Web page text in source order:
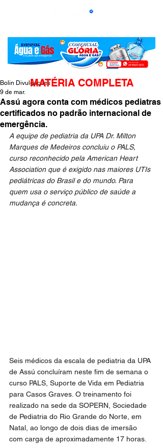
Assú agora conta com médicos pediatras
certificados no padrão internacional de
emergência.
Bolin Divulgações
9 de mar.
A equipe de pediatria da UPA Dr. Milton
Marques de Medeiros concluiu o PALS,
curso reconhecido pela American Heart
Association que é exigido nas maiores UTIs
pediátricas do Brasil e do mundo. Para
quem usa o serviço público de saúde a
mudança é concreta.
Seis médicos da escala de pediatria da UPA
de Assú concluíram neste fim de semana o
curso PALS, Suporte de Vida em Pediatria
para Casos Graves. O treinamento foi
realizado na sede da SOPERN, Sociedade
de Pediatria do Rio Grande do Norte, em
Natal, ao longo de dois dias de imersão
com carga de aproximadamente 17 horas.
MATÉRIA COMPLETA